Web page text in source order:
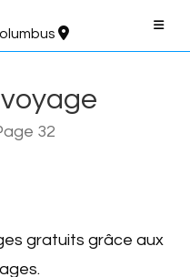
32
gratuits grâce aux